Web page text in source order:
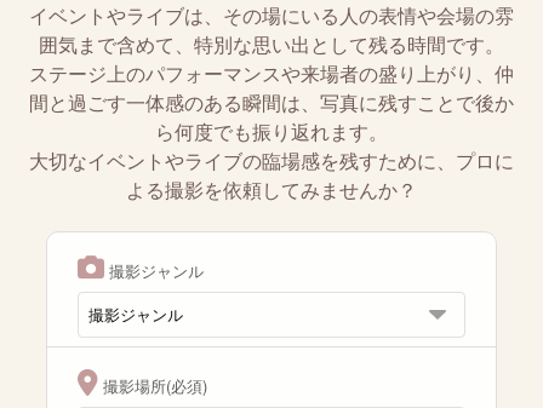
イベントやライブは、その場にいる人の表情や会場の雰
囲気まで含めて、特別な思い出として残る時間です。
ステージ上のパフォーマンスや来場者の盛り上がり、仲
間と過ごす一体感のある瞬間は、写真に残すことで後か
ら何度でも振り返れます。
大切なイベントやライブの臨場感を残すために、プロに
よる撮影を依頼してみませんか？
撮影ジャンル
撮影場所(必須)